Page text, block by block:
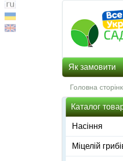
Як замовити
Головна
Каталог
Насіння
Міцелій